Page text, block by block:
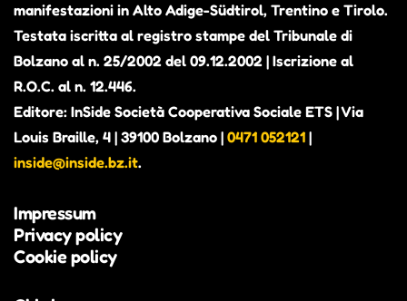
manifestazioni in Alto Adige-Südtirol, Trentino e Tirolo.
Testata iscritta al registro stampe del Tribunale di
Bolzano al n. 25/2002 del 09.12.2002 | Iscrizione al
R.O.C. al n. 12.446.
Editore: InSide Società Cooperativa Sociale ETS | Via
Louis Braille, 4 | 39100 Bolzano | 0471 052121 |
inside@inside.bz.it.
Impressum
Privacy policy
Cookie policy